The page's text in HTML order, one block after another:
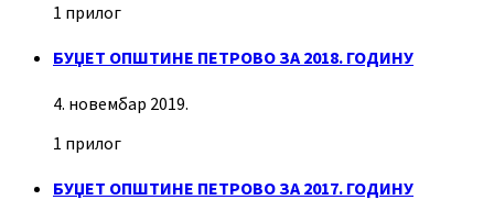
1 прилог
БУЏЕТ ОПШТИНЕ ПЕТРОВО ЗА 2018. ГОДИНУ
4. новембар 2019.
1 прилог
БУЏЕТ ОПШТИНЕ ПЕТРОВО ЗА 2017. ГОДИНУ